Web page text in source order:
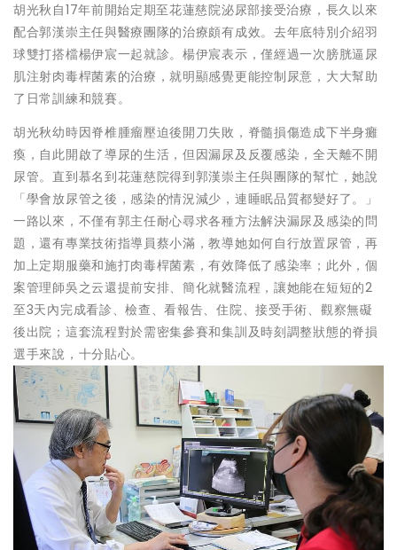
胡光秋自17年前開始定期至花蓮慈院泌尿部接受治療，長久以來
配合郭漢崇主任與醫療團隊的治療頗有成效。去年底特別介紹羽
球雙打搭檔楊伊宸一起就診。楊伊宸表示，僅經過一次膀胱逼尿
肌注射肉毒桿菌素的治療，就明顯感覺更能控制尿意，大大幫助
了日常訓練和競賽。
胡光秋幼時因脊椎腫瘤壓迫後開刀失敗，脊髓損傷造成下半身癱
瘓，自此開啟了導尿的生活，但因漏尿及反覆感染，全天離不開
尿管。直到慕名到花蓮慈院得到郭漢崇主任與團隊的幫忙，她說
「學會放尿管之後，感染的情況減少，連睡眠品質都變好了。」
一路以來，不僅有郭主任耐心尋求各種方法解決漏尿及感染的問
題，還有專業技術指導員蔡小滿，教導她如何自行放置尿管，再
加上定期服藥和施打肉毒桿菌素，有效降低了感染率；此外，個
案管理師吳之云還提前安排、簡化就醫流程，讓她能在短短的2
至3天內完成看診、檢查、看報告、住院、接受手術、觀察無礙
後出院；這套流程對於需密集參賽和集訓及時刻調整狀態的脊損
選手來說，十分貼心。